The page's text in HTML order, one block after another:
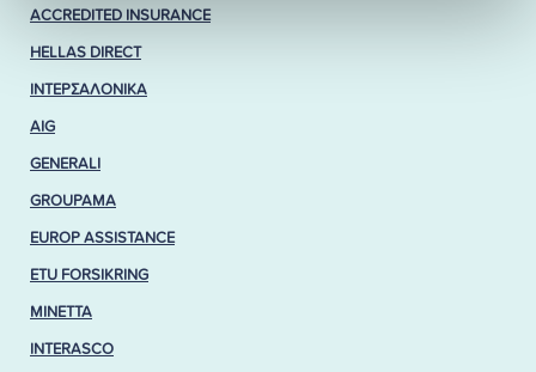
ACCREDITED INSURANCE
HELLAS DIRECT
ΙΝΤΕΡΣΑΛΟΝΙΚΑ
AIG
GENERALI
GROUPAMA
EUROP ASSISTANCE
ETU FORSIKRING
MINETTA
INTERASCO